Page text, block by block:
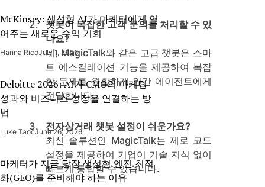
챗봇이 복잡한 고객 문의를 처리할 수 있
나요?
네, MagicTalk와 같은 고급 챗봇은 스마
트 에스컬레이션 기능을 제공하여 복잡
한 문제를 원활하게 인간 에이전트에게
전달합니다.
전자상거래 챗봇 설정이 쉬운가요?
최신 솔루션인 MagicTalk는 제로 코드
설정을 제공하여 기업이 기술 지식 없이
빠르게 통합할 수 있습니다.
McKinsey: 생성형 AI가 마케터에게 열
어주는 새로운 수익 기회
Hanna RicoJuly 1, 2026
Deloitte 2026: AI가 CMO의 마케팅
성과와 비즈니스 성장을 연결하는 방
법
Luke TaocJune 26, 2026
마케터가 지금 당장 생성형 엔진 최적
화(GEO)를 준비해야 하는 이유